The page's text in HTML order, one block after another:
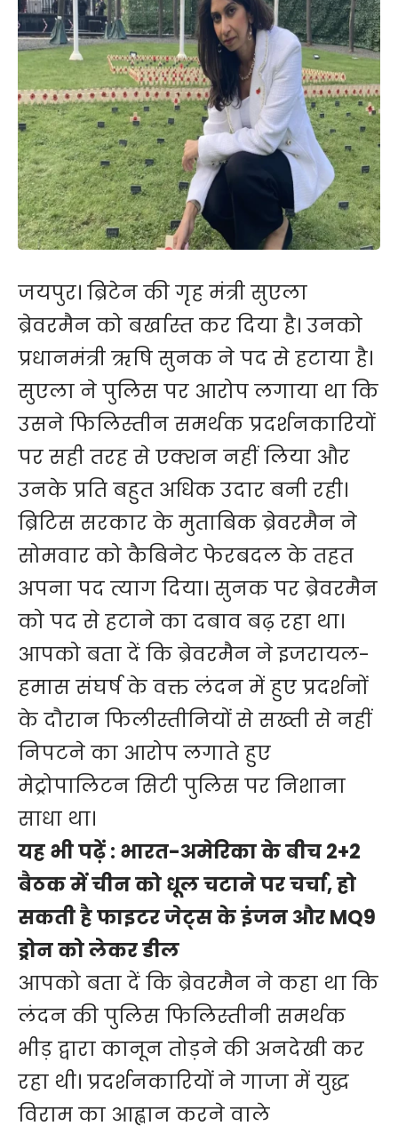
जयपुर। ब्रिटेन की गृह मंत्री सुएला
ब्रेवरमैन को बर्खास्त कर दिया है। उनको
प्रधानमंत्री ऋषि सुनक ने पद से हटाया है।
सुएला ने पुलिस पर आरोप लगाया था कि
उसने फिलिस्तीन समर्थक प्रदर्शनकारियों
पर सही तरह से एक्शन नहीं लिया और
उनके प्रति बहुत अधिक उदार बनी रही।
ब्रिटिस सरकार के मुताबिक ब्रेवरमैन ने
सोमवार को कैबिनेट फेरबदल के तहत
अपना पद त्याग दिया। सुनक पर ब्रेवरमैन
को पद से हटाने का दबाव बढ़ रहा था।
आपको बता दें कि ब्रेवरमैन ने इजरायल-
हमास संघर्ष के वक्त लंदन में हुए प्रदर्शनों
के दौरान फिलीस्तीनियों से सख्ती से नहीं
निपटने का आरोप लगाते हुए
मेट्रोपालिटन सिटी पुलिस पर निशाना
साधा था।
यह भी पढ़ें : भारत-अमेरिका के बीच 2+2
बैठक में चीन को धूल चटाने पर चर्चा, हो
सकती है फाइटर जेट्स के इंजन और MQ9
ड्रोन को लेकर डील
आपको बता दें कि ब्रेवरमैन ने कहा था कि
लंदन की पुलिस फिलिस्तीनी समर्थक
भीड़ द्वारा कानून तोड़ने की अनदेखी कर
रहा थी। प्रदर्शनकारियों ने गाजा में युद्ध
विराम का आह्वान करने वाले